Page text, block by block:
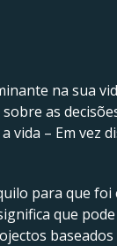
na sua
as
– Em vez
para que
que
baseados